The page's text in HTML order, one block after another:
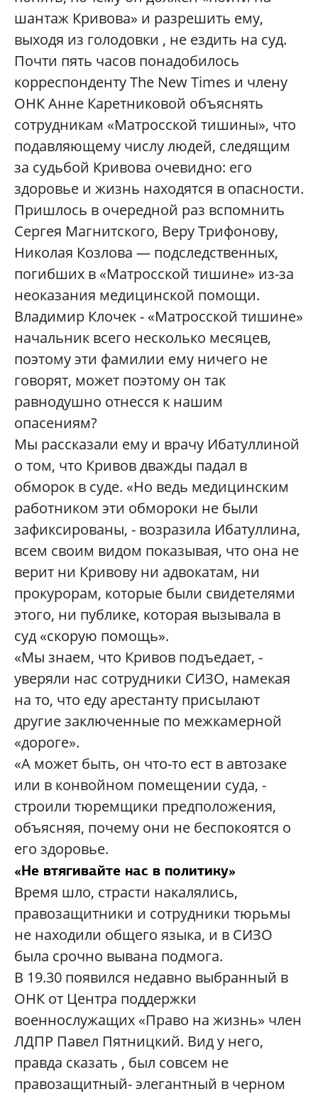
шантаж Кривова» и разрешить ему,
выходя из голодовки , не ездить на суд.
Почти пять часов понадобилось
корреспонденту The New Times и члену
ОНК Анне Каретниковой объяснять
сотрудникам «Матросской тишины», что
подавляющему числу людей, следящим
за судьбой Кривова очевидно: его
здоровье и жизнь находятся в опасности.
Пришлось в очередной раз вспомнить
Сергея Магнитского, Веру Трифонову,
Николая Козлова — подследственных,
погибших в «Матросской тишине» из-за
неоказания медицинской помощи.
Владимир Клочек - «Матросской тишине»
начальник всего несколько месяцев,
поэтому эти фамилии ему ничего не
говорят, может поэтому он так
равнодушно отнесся к нашим
опасениям?
Мы рассказали ему и врачу Ибатуллиной
о том, что Кривов дважды падал в
обморок в суде. «Но ведь медицинским
работником эти обмороки не были
зафиксированы, - возразила Ибатуллина,
всем своим видом показывая, что она не
верит ни Кривову ни адвокатам, ни
прокурорам, которые были свидетелями
этого, ни публике, которая вызывала в
суд «скорую помощь».
«Мы знаем, что Кривов подъедает, -
уверяли нас сотрудники СИЗО, намекая
на то, что еду арестанту присылают
другие заключенные по межкамерной
«дороге».
«А может быть, он что-то ест в автозаке
или в конвойном помещении суда, -
строили тюремщики предположения,
объясняя, почему они не беспокоятся о
его здоровье.
«Не втягивайте нас в политику»
Время шло, страсти накалялись,
правозащитники и сотрудники тюрьмы
не находили общего языка, и в СИЗО
была срочно вывана подмога.
В 19.30 появился недавно выбранный в
ОНК от Центра поддержки
военнослужащих «Право на жизнь» член
ЛДПР Павел Пятницкий. Вид у него,
правда сказать , был совсем не
правозащитный- элегантный в черном